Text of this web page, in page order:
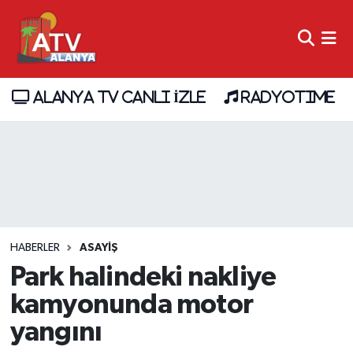
ALANYA TV CANLI İZLE RADYOTIME
HABERLER ASAYİŞ
Park halindeki nakliye
kamyonunda motor
yangını